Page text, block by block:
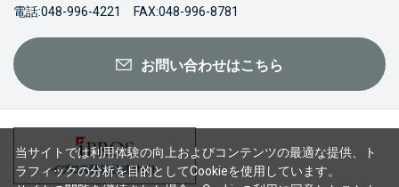
電話:048-996-4221 FAX:048-996-8781
お問い合わせはこちら
当サイトでは利用体験の向上およびコンテンツの最適な提供、ト
ラフィックの分析を目的としてCookieを使用しています。